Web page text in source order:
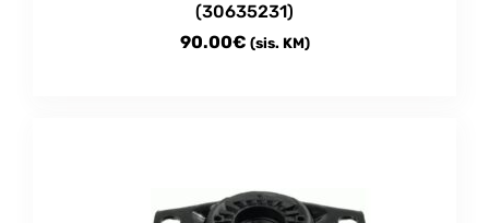
(30635231)
90.00€ (sis. KM)